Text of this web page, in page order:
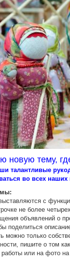
новую тему,
талантливые
во всех наших
с
не более
объявлений о
поделиться
можно только
пишите о том
или на фото на